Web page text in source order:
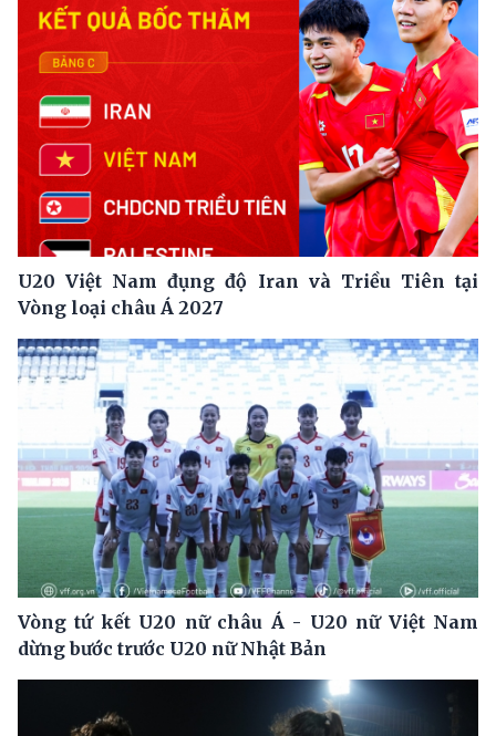
U20 Việt Nam đụng độ Iran và Triều Tiên tại
Vòng loại châu Á 2027
Vòng tứ kết U20 nữ châu Á - U20 nữ Việt Nam
dừng bước trước U20 nữ Nhật Bản